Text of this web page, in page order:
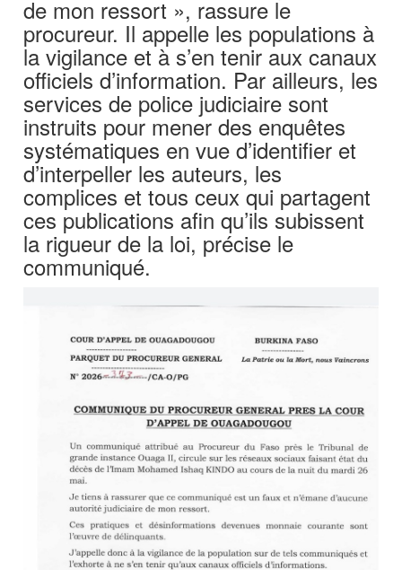
de mon ressort », rassure le
procureur. Il appelle les populations à
la vigilance et à s’en tenir aux canaux
officiels d’information. Par ailleurs, les
services de police judiciaire sont
instruits pour mener des enquêtes
systématiques en vue d’identifier et
d’interpeller les auteurs, les
complices et tous ceux qui partagent
ces publications afin qu’ils subissent
la rigueur de la loi, précise le
communiqué.